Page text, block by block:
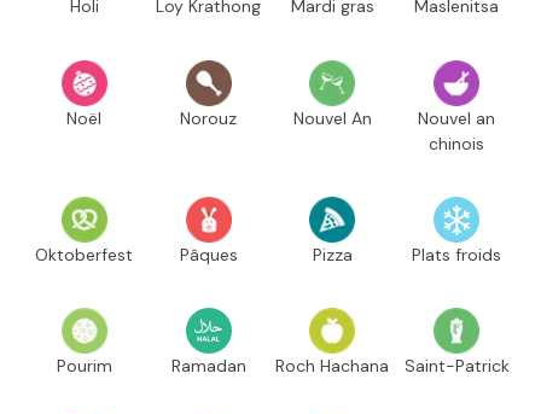
Holi Loy Krathong Mardi gras Maslenitsa
Noël Norouz Nouvel An
Nouvel an
chinois
Oktoberfest Pâques Pizza Plats froids
Pourim Ramadan Roch Hachana Saint-Patrick